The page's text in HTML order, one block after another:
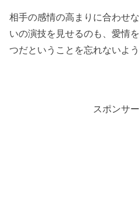
相手の感情の高まりに合わせ
いの演技を見せるのも、愛情
つだということを忘れないよ
スポンサ